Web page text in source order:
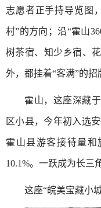
志愿者正手持导览图
村”的方向；沿“霍山
树茶宿、知少乡宿、
外，都挂着“客满”的招
霍山，这座深藏
区小县，今年初入选
霍山县游客接待量和
10.1%。一跃成为长三
这座“皖美宝藏小